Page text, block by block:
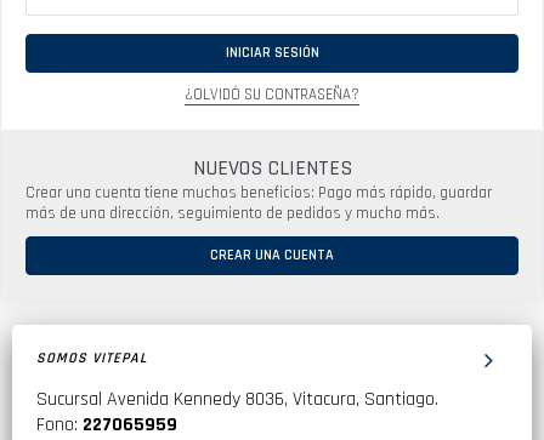
INICIAR SESIÓN
¿OLVIDÓ SU CONTRASEÑA?
NUEVOS CLIENTES
Crear una cuenta tiene muchos beneficios: Pago más rápido, guardar
más de una dirección, seguimiento de pedidos y mucho más.
CREAR UNA CUENTA
SOMOS VITEPAL
Sucursal Avenida Kennedy 8036, Vitacura, Santiago.
Fono: 227065959